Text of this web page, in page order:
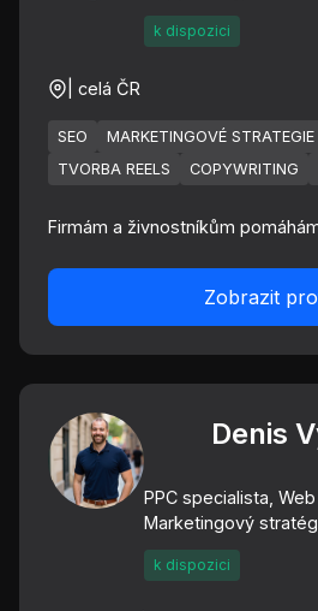
k dispozici
| celá ČR
SEO MARKETINGOVÉ STRATEGIE
TVORBA REELS
COPYWRITING
Firmám a živnostníkům
Zobrazit
Denis
PPC specialista,
Marketingový stratég
k dispozici